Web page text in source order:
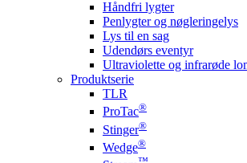
Håndfri lygter
Penlygter og nøgleringelys
Lys til en sag
Udendørs eventyr
Ultraviolette og infrarøde
Produktserie
TLR
ProTac®
Stinger®
Wedge®